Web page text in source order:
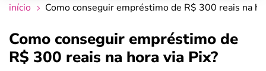
crédito fácil
início Como conseguir empréstimo de R$ 300 reais na
Como conseguir empréstimo de
R$ 300 reais na hora via Pix?